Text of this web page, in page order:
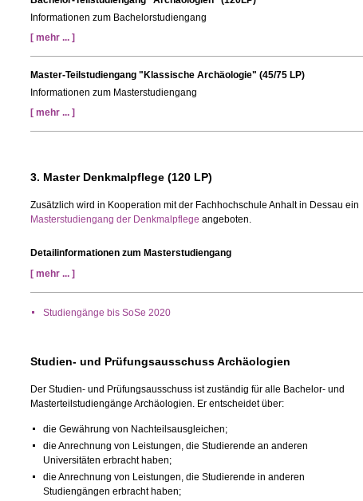
Informationen zum Bachelorstudiengang
[ mehr ... ]
Master-Teilstudiengang "Klassische Archäologie" (45/75 LP)
Informationen zum Masterstudiengang
[ mehr ... ]
3. Master Denkmalpflege (120 LP)
Zusätzlich wird in Kooperation mit der Fachhochschule Anhalt in Dessau ein
Masterstudiengang der Denkmalpflege angeboten.
Detailinformationen zum Masterstudiengang
[ mehr ... ]
Studiengänge bis SoSe 2020
Studien- und Prüfungsausschuss Archäologien
Der Studien- und Prüfungsausschuss ist zuständig für alle Bachelor- und
Masterteilstudiengänge Archäologien. Er entscheidet über:
die Gewährung von Nachteilsausgleichen;
die Anrechnung von Leistungen, die Studierende an anderen
Universitäten erbracht haben;
die Anrechnung von Leistungen, die Studierende in anderen
Studiengängen erbracht haben;